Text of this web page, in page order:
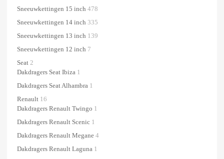
Sneeuwkettingen 15 inch 478
Sneeuwkettingen 14 inch 335
Sneeuwkettingen 13 inch 139
Sneeuwkettingen 12 inch 7
Seat 2
Dakdragers Seat Ibiza 1
Dakdragers Seat Alhambra 1
Renault 16
Dakdragers Renault Twingo 1
Dakdragers Renault Scenic 1
Dakdragers Renault Megane 4
Dakdragers Renault Laguna 1